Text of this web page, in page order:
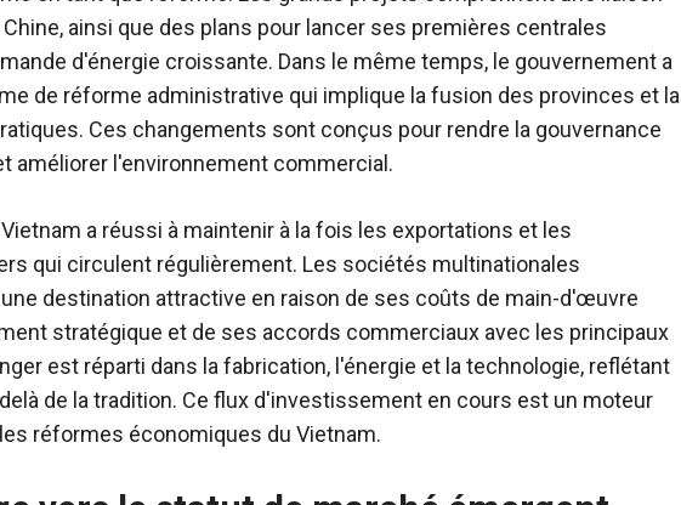
ainsi que des plans pour lancer ses premières centrales
d'énergie croissante. Dans le même temps, le gouvernement a
de réforme administrative qui implique la fusion des provinces et la
Ces changements sont conçus pour rendre la gouvernance
améliorer l'environnement commercial.
a réussi à maintenir à la fois les exportations et les
qui circulent régulièrement. Les sociétés multinationales
destination attractive en raison de ses coûts de main-d'œuvre
stratégique et de ses accords commerciaux avec les principaux
est réparti dans la fabrication, l'énergie et la technologie, reflétant
de la tradition. Ce flux d'investissement en cours est un moteur
réformes économiques du Vietnam.